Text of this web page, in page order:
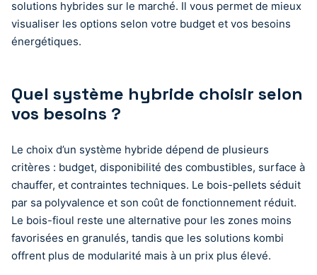
solutions hybrides sur le marché. Il vous permet de mieux
visualiser les options selon votre budget et vos besoins
énergétiques.
Quel système hybride choisir selon
vos besoins ?
Le choix d’un système hybride dépend de plusieurs
critères : budget, disponibilité des combustibles, surface à
chauffer, et contraintes techniques. Le bois-pellets séduit
par sa polyvalence et son coût de fonctionnement réduit.
Le bois-fioul reste une alternative pour les zones moins
favorisées en granulés, tandis que les solutions kombi
offrent plus de modularité mais à un prix plus élevé.